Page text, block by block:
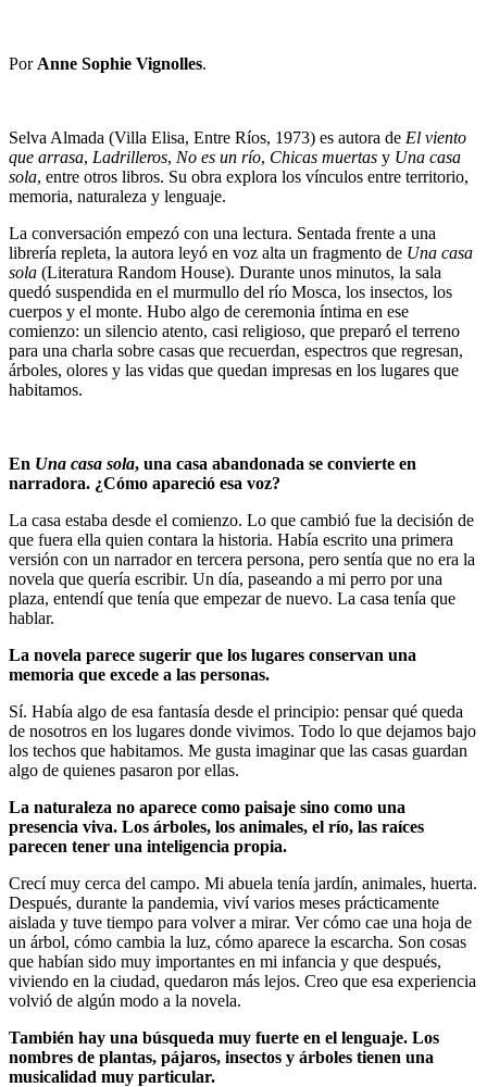
Por Anne Sophie Vignolles.
Selva Almada (Villa Elisa, Entre Ríos, 1973) es autora de El viento
que arrasa, Ladrilleros, No es un río, Chicas muertas y Una casa
sola, entre otros libros. Su obra explora los vínculos entre territorio,
memoria, naturaleza y lenguaje.
La conversación empezó con una lectura. Sentada frente a una
librería repleta, la autora leyó en voz alta un fragmento de Una casa
sola (Literatura Random House). Durante unos minutos, la sala
quedó suspendida en el murmullo del río Mosca, los insectos, los
cuerpos y el monte. Hubo algo de ceremonia íntima en ese
comienzo: un silencio atento, casi religioso, que preparó el terreno
para una charla sobre casas que recuerdan, espectros que regresan,
árboles, olores y las vidas que quedan impresas en los lugares que
habitamos.
En Una casa sola, una casa abandonada se convierte en
narradora. ¿Cómo apareció esa voz?
La casa estaba desde el comienzo. Lo que cambió fue la decisión de
que fuera ella quien contara la historia. Había escrito una primera
versión con un narrador en tercera persona, pero sentía que no era la
novela que quería escribir. Un día, paseando a mi perro por una
plaza, entendí que tenía que empezar de nuevo. La casa tenía que
hablar.
La novela parece sugerir que los lugares conservan una
memoria que excede a las personas.
Sí. Había algo de esa fantasía desde el principio: pensar qué queda
de nosotros en los lugares donde vivimos. Todo lo que dejamos bajo
los techos que habitamos. Me gusta imaginar que las casas guardan
algo de quienes pasaron por ellas.
La naturaleza no aparece como paisaje sino como una
presencia viva. Los árboles, los animales, el río, las raíces
parecen tener una inteligencia propia.
Crecí muy cerca del campo. Mi abuela tenía jardín, animales, huerta.
Después, durante la pandemia, viví varios meses prácticamente
aislada y tuve tiempo para volver a mirar. Ver cómo cae una hoja de
un árbol, cómo cambia la luz, cómo aparece la escarcha. Son cosas
que habían sido muy importantes en mi infancia y que después,
viviendo en la ciudad, quedaron más lejos. Creo que esa experiencia
volvió de algún modo a la novela.
También hay una búsqueda muy fuerte en el lenguaje. Los
nombres de plantas, pájaros, insectos y árboles tienen una
musicalidad muy particular.